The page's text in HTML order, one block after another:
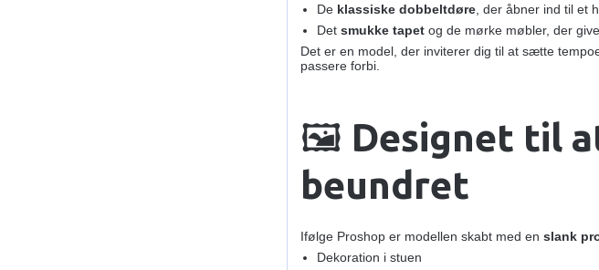
De klassiske dobbeltdøre, der åbner ind til et
Det smukke tapetog de mørke møbler, der
Det er en model, der inviterer dig til at sætte
passere forbi.
🖼️ Designet til
beundret
Ifølge Proshop er modellen skabt med enslank
Dekoration i stuen